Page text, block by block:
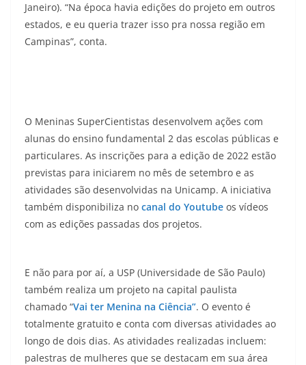
Janeiro). “Na época havia edições do projeto em outros
estados, e eu queria trazer isso pra nossa região em
Campinas”, conta.
O Meninas SuperCientistas desenvolvem ações com
alunas do ensino fundamental 2 das escolas públicas e
particulares. As inscrições para a edição de 2022 estão
previstas para iniciarem no mês de setembro e as
atividades são desenvolvidas na Unicamp. A iniciativa
também disponibiliza no canal do Youtube os vídeos
com as edições passadas dos projetos.
E não para por aí, a USP (Universidade de São Paulo)
também realiza um projeto na capital paulista
chamado “Vai ter Menina na Ciência”. O evento é
totalmente gratuito e conta com diversas atividades ao
longo de dois dias. As atividades realizadas incluem:
palestras de mulheres que se destacam em sua área